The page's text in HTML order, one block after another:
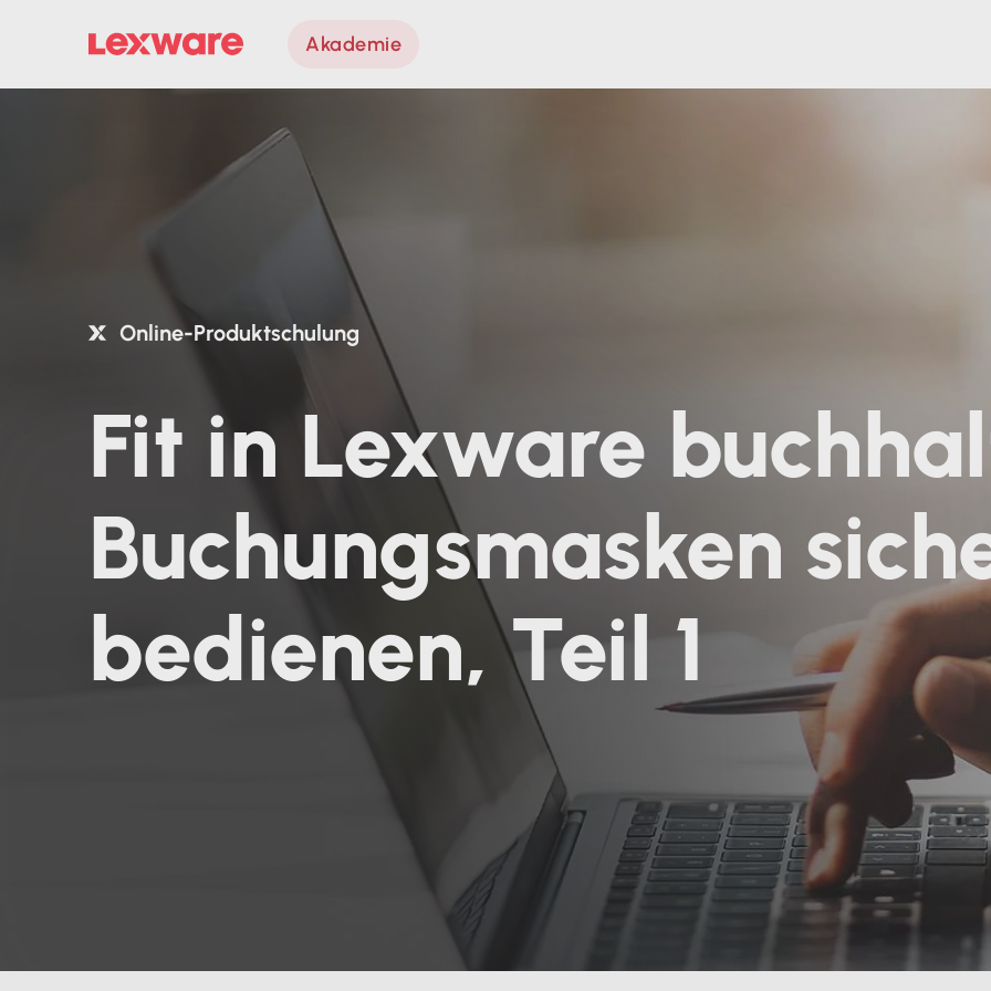
Akademie
Online-Produktschulung
Fit in Lexware
Buchungsmasken
bedienen, Teil 1